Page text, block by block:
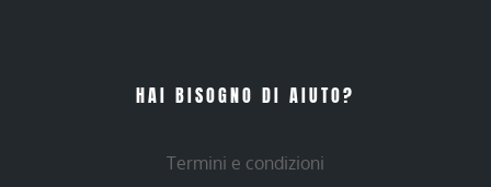
HAI BISOGNO DI AIUTO?
Termini e condizioni